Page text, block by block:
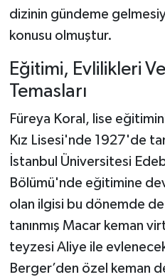
dizinin gündeme
konusu olmuştur.
Eğitimi, Evlilikleri
Temasları
Füreya Koral, lise
Kız Lisesi'nde 1927'de
İstanbul Üniversitesi
Bölümü'nde eğitimine
olan ilgisi bu dönemde
tanınmış Macar keman
teyzesi Aliye ile
Berger’den özel keman